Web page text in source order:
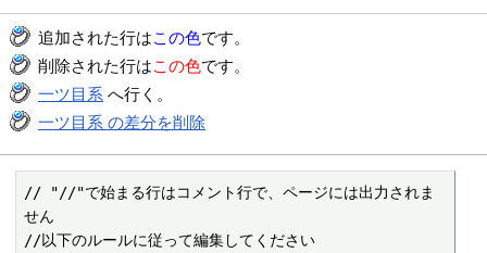
追加された行はこの色です。
削除された行はこの色です。
一ツ目系 へ行く。
一ツ目系 の差分を削除
// "//"で始まる行はコメント行で、ページには出力されま
せん
//以下のルールに従って編集してください